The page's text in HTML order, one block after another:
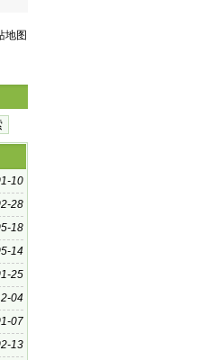
地图
10
28
18
14
25
04
07
13